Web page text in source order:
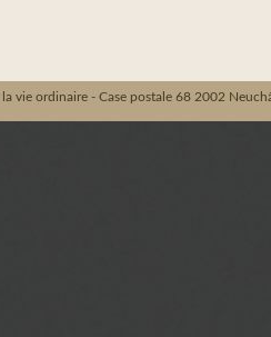
vie ordinaire - Case postale 68 2002